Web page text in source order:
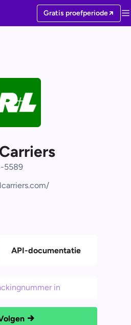
Gratis proefperiode
5589
API-documentatie